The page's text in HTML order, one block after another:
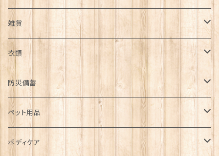
雑貨
日用品雑貨
インテリア
カゴ・バスケット
エコバッグ
服飾雑貨
帽子
アクセサリー
キッチン雑貨
食器
ガーデン雑貨
衣類
アウター
コート
ダウン
トップス
長袖
ボトムス
防災備蓄
防災用品
下着
食料
ペット用品
ドライフード
ボディケア